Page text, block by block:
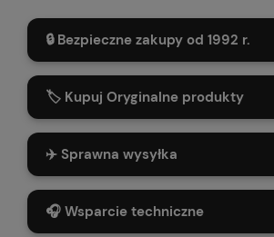
🔒 Bezpieczne zakupy od 1992 r.
🏷️ Kupuj Oryginalne produkty
✈️ Sprawna wysyłka
🎧 Wsparcie techniczne